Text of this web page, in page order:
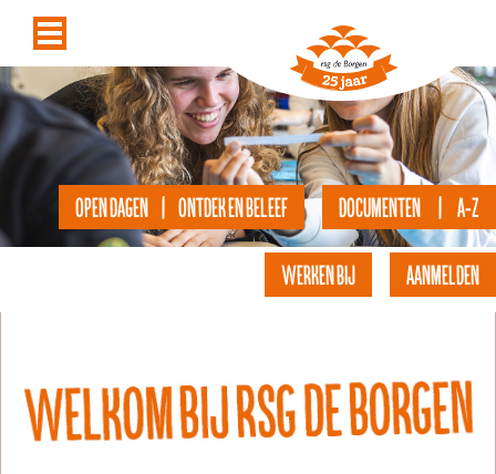
DOCUMENTEN | A-Z
OPEN DAGEN | ONTDEK EN BELEEF
AANMELDEN
WERKEN BIJ